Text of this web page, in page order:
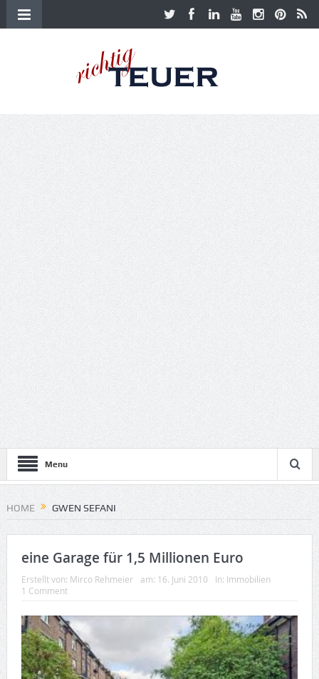
Menu
HOME GWEN SEFANI
eine Garage für 1,5 Millionen Euro
Erstellt von: Mirco Rehmeier am: 16. Juni 2010 In: Immobilien
1 Comment